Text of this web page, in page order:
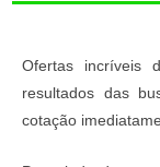
Ofertas incríveis
resultados das
cotação